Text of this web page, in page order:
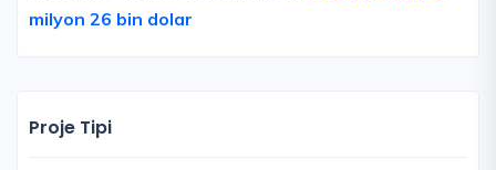
milyon 26 bin dolar
Proje Tipi